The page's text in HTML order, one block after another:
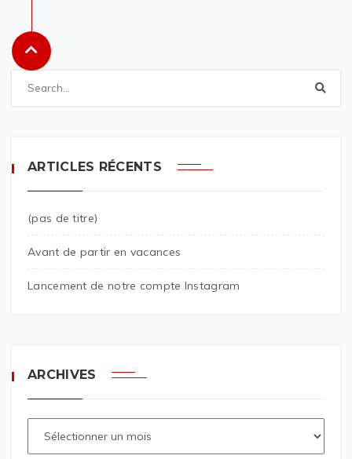
ARTICLES RÉCENTS
(pas de titre)
Avant de partir en vacances
Lancement de notre compte Instagram
ARCHIVES